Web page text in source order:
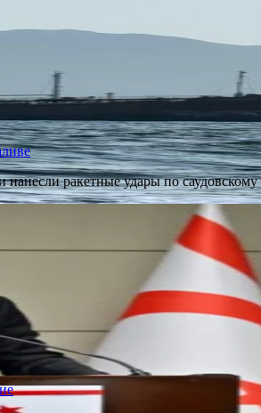
ракетные удары по